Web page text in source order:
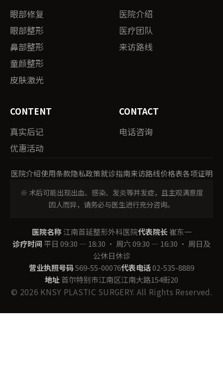
眼部修复
眼部整形
鼻部整形
童颜整形
皮肤激光
医院介绍
医疗团队
来访路线
CONTENT
真实后记
优惠活动
CONTACT
电话咨询
医院介绍使用条款隐私政策就诊指南来访路线价格表各项证明
※ 术后可能出现出血、感染、发炎等并发症，且主观满意度
因人而异，请务必与医生进行充分咨询。
医院名称 江南首延整形外科医院代表院长 崔东一
诊疗时间平日 09:30 — 18:30 · 周六 09:30 — 16:30 · 周日及
公休日休诊
营业执照号码569-55-00076代表电话02-535-8889
地址 首尔特别市江南区江南大路154街20
© 2026 KNSY PLASTIC SURGERY. All Rights Reserved.